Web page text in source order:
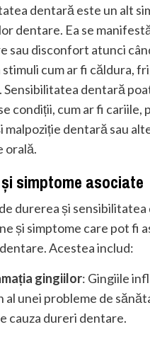
dentară este un alt
dentare. Ea se
sau disconfort atunci
stimuli cum ar fi căldura,
Sensibilitatea dentară
condiții, cum ar fi cariile,
malpoziție dentară sau
orală.
simptome asociate
durerea și
și simptome care pot fi
Acestea includ:
gingiilor: Gingiile
al unei probleme de
cauza dureri dentare.